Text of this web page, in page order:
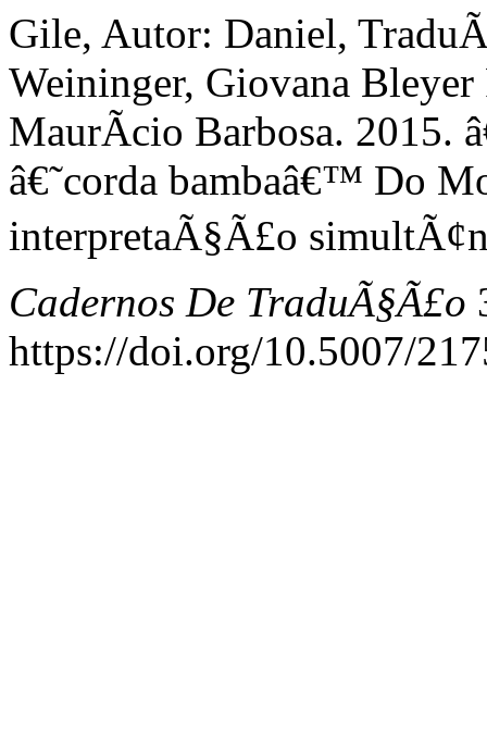
Gile, Autor: Daniel,
Weininger, Giovana Bleyer
MaurÃ­cio Barbosa. 2015.
â€˜corda bambaâ€™ Do
interpretaÃ§Ã£o
Cadernos De TraduÃ§Ã£o
https://doi.org/10.5007/